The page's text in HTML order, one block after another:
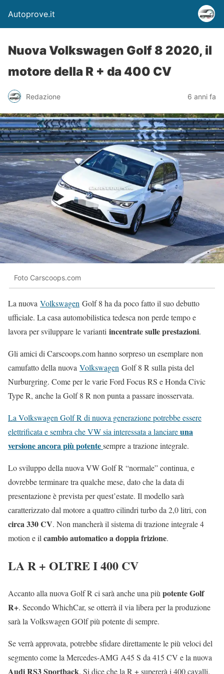
Autoprove.it
Nuova Volkswagen Golf 8 2020, il
motore della R + da 400 CV
Redazione 6 anni fa
Foto Carscoops.com
La nuova Volkswagen Golf 8 ha da poco fatto il suo debutto
ufficiale. La casa automobilistica tedesca non perde tempo e
lavora per sviluppare le varianti incentrate sulle prestazioni.
Gli amici di Carscoops.com hanno sorpreso un esemplare non
camufatto della nuova Volkswagen Golf 8 R sulla pista del
Nurburgring. Come per le varie Ford Focus RS e Honda Civic
Type R, anche la Golf 8 R non punta a passare inosservata.
La Volkswagen Golf R di nuova generazione potrebbe essere
elettrificata e sembra che VW sia interessata a lanciareuna
versione ancora più potentesempre a trazione integrale.
Lo sviluppo della nuova VW Golf R “normale” continua, e
dovrebbe terminare tra qualche mese, dato che la data di
presentazione è prevista per quest’estate. Il modello sarà
caratterizzato dal motore a quattro cilindri turbo da 2,0 litri, con
circa 330 CV. Non mancherà il sistema di trazione integrale 4
motion e il cambio automatico a doppia frizione.
LA R + OLTRE I 400 CV
Accanto alla nuova Golf R ci sarà anche una più potente Golf
R+. Secondo WhichCar, se otterrà il via libera per la produzione
sarà la Volkswagen GOlf più potente di sempre.
Se verrà approvata, potrebbe sfidare direttamente le più veloci del
segmento come la Mercedes-AMG A45 S da 415 CV e la nuova
Audi RS3 Sportback. Si dice che la R + supererà i 400 cavalli.